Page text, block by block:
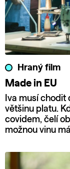
Hraný film
Made in EU
Iva musí chodit
většinu platu.
covidem, čelí
možnou vinu